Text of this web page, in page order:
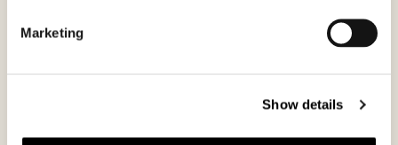
Marketing
Show details
laboratorium. Hovedpoenget med laboratoriet var å
inviterte deltakere. Hensikten var å finne ut hva som
treffer og utfordrer antakelser, samt hva som må